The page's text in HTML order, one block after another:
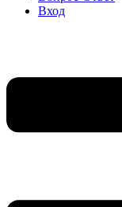
Вход